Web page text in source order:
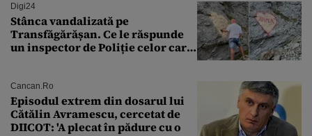
Digi24
Stânca vandalizată pe
Transfăgărășan. Ce le răspunde
un inspector de Poliție celor care
Cancan.ro
Episodul extrem din dosarul lui
Cătălin Avramescu, cercetat de
DIICOT: 'A plecat în pădure cu o